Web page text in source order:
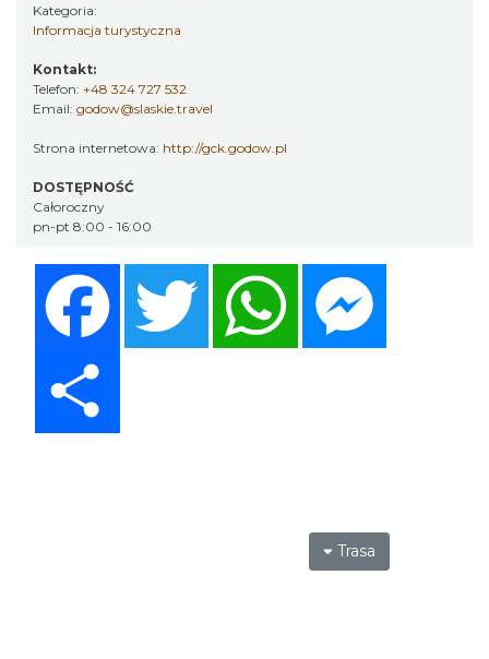
Kategoria:
Informacja turystyczna
Kontakt:
Telefon: +48 324 727 532
Email: godow@slaskie.travel
Strona internetowa: http://gck.godow.pl
DOSTĘPNOŚĆ
Całoroczny
pn-pt 8:00 - 16:00
Twitter WhatsApp
Trasa